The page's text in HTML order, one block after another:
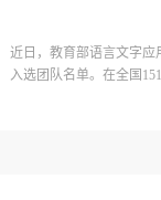
近日，教育部语言文字应
入选团队名单。在全国